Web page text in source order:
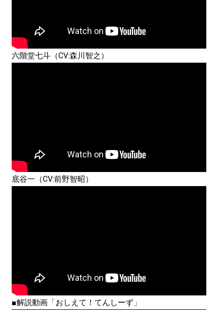
六階堂七斗（CV:森川智之）
底谷一（CV:前野智昭）
■解説動画「おしえて！てんしーず」